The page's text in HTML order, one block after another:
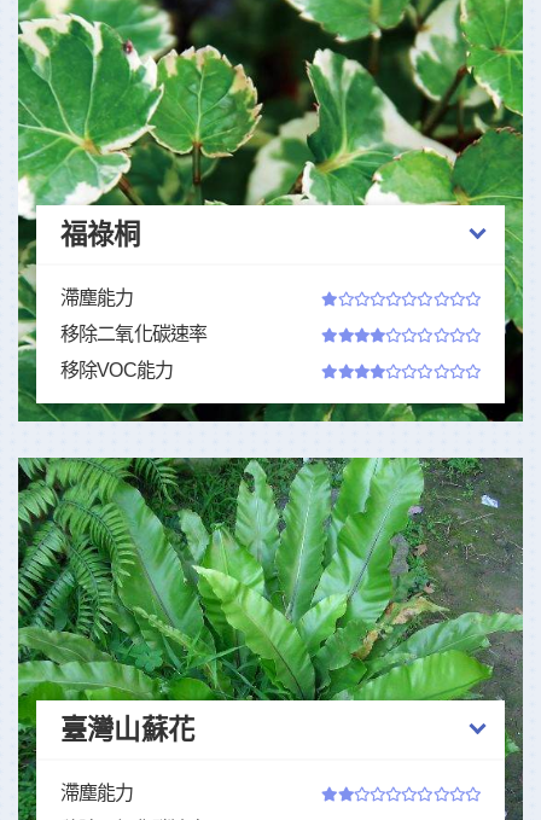
福祿桐
滯塵能力
移除二氧化碳速率
移除VOC能力
臺灣山蘇花
滯塵能力